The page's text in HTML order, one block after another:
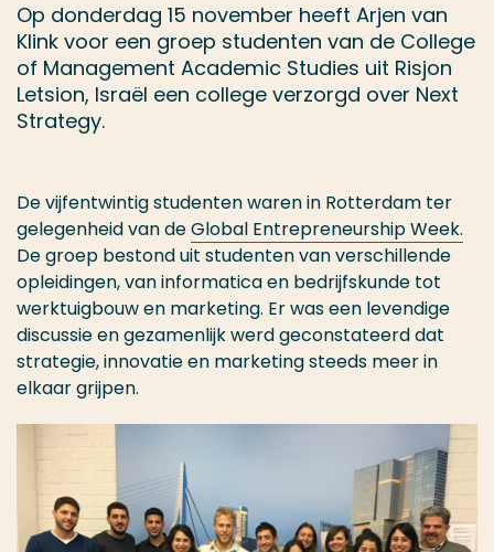
Op donderdag 15 november heeft Arjen van
Klink voor een groep studenten van de College
of Management Academic Studies uit Risjon
Letsion, Israël een college verzorgd over Next
Strategy.
De vijfentwintig studenten waren in Rotterdam ter
gelegenheid van deGlobal Entrepreneurship Week.
De groep bestond uit studenten van verschillende
opleidingen, van informatica en bedrijfskunde tot
werktuigbouw en marketing. Er was een levendige
discussie en gezamenlijk werd geconstateerd dat
strategie, innovatie en marketing steeds meer in
elkaar grijpen.